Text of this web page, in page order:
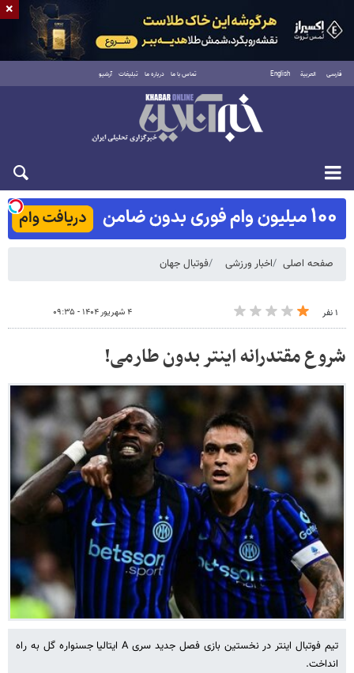
فارسی العربية English تماس با ما درباره ما تبلیغات آرشیو
شنبه ۱۷ مرداد ۱۴۰۵
صفحه اصلی اخبار ورزشی فوتبال جهان
۱ نفر ۴ شهریور ۱۴۰۴ - ۰۹:۳۵
شروع مقتدرانه اینتر بدون طارمی!
تیم فوتبال اینتر در نخستین بازی فصل جدید سری A ایتالیا جسنواره گل به راه
انداخت.
×